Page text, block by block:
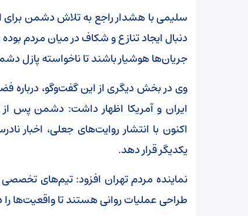
سلیمی با هشدار راجع به تلاش دشمن برای
دنبال ایجاد تنازع و شکاف در میان مردم
جریان‌ها هوشیار باشند تا ناخواسته پازل
وی در بخش دیگری از این گفت‌و‌گو، درباره
ایران و آمریکا اظهار داشت: دشمن پس
اکنون با انتشار روایت‌های جعلی، اخبار
یکدیگر قرار دهد.
نماینده مردم تهران افزود: تیم‌های
طراحی عملیات‌ روانی هستند تا واقعیت‌ها را